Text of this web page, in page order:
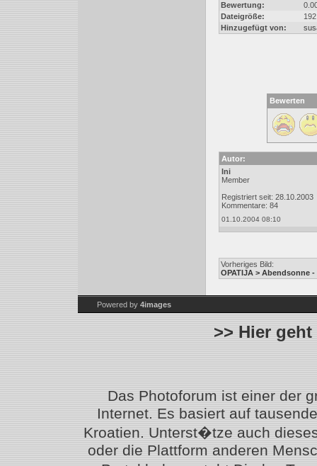
Bewertung:
Dateigröße:
Hinzugefügt von:
Bewerten
Autor:
Ini
Member
Registriert seit: 28.10.2003
Kommentare: 84
01.10.2004 08:10
Vorheriges Bild:
OPATIJA > Abendsonne
Powered by 4images
>> Hier
Das Photoforum ist einer der
Internet. Es basiert auf
Kroatien. Unterst�tze auch
oder die Plattform anderen